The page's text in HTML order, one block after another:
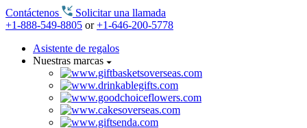
Contáctenos
Solicitar una llamada
+1-888-549-8805 or+1-646-200-5778
Asistente de regalos
Nuestras marcas